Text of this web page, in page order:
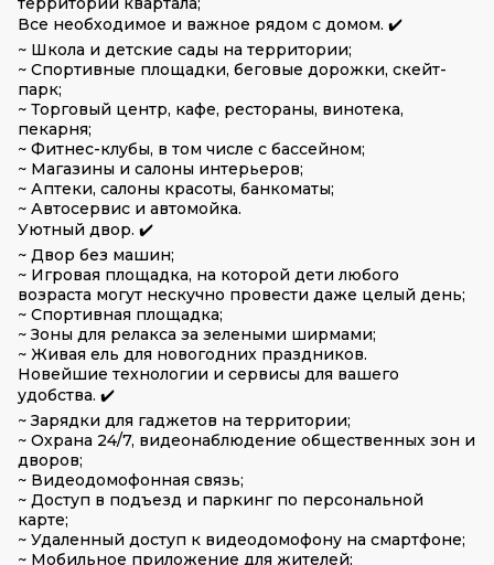
Все необходимое и важное рядом с домом. ✔️
~ Школа и детские сады на территории;
~ Спортивные площадки, беговые дорожки, скейт-
парк;
~ Торговый центр, кафе, рестораны, винотека,
пекарня;
~ Фитнес-клубы, в том числе с бассейном;
~ Магазины и салоны интерьеров;
~ Аптеки, салоны красоты, банкоматы;
~ Автосервис и автомойка.
Уютный двор. ✔️
~ Двор без машин;
~ Игровая площадка, на которой дети любого
возраста могут нескучно провести даже целый день;
~ Спортивная площадка;
~ Зоны для релакса за зелеными ширмами;
~ Живая ель для новогодних праздников.
Новейшие технологии и сервисы для вашего
удобства. ✔️
~ Зарядки для гаджетов на территории;
~ Охрана 24/7, видеонаблюдение общественных зон и
дворов;
~ Видеодомофонная связь;
~ Доступ в подъезд и паркинг по персональной
карте;
~ Удаленный доступ к видеодомофону на смартфоне;
~ Мобильное приложение для жителей;